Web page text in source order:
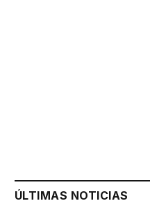
ÚLTIMAS NOTICIAS